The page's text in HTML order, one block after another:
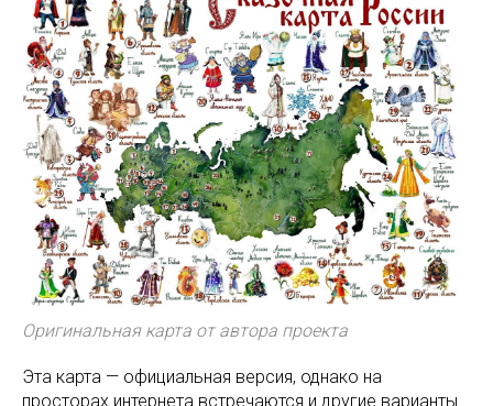
Оригинальная карта от автора проекта
Эта карта — официальная версия, однако на
просторах интернета встречаются и другие варианты.